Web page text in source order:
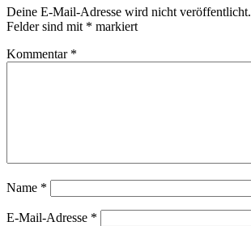
Deine E-Mail-Adresse wird nicht veröffentlicht.
Felder sind mit * markiert
Kommentar *
Name *
E-Mail-Adresse *